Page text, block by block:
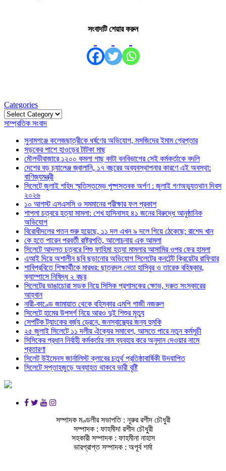
সংবাদটি শেয়ার করুন
Categories
Categories
সাম্প্রতিক সংবাদ
সুনামগঞ্জে কলেজছাত্রীকে ধর্ষণের অভিযোগ, মসজিদের ইমাম গ্রেপ্তার
সড়কের পাশে হাওড়ের টাটকা মাছ
মৌলভীবাজারে ১২০০ কমলা গাছ কাটা বনবিভাগের সেই কর্মকর্তাকে বদলি
দেশের বড় চ্যালেঞ্জ জ্বালানি, ১৭ বছরের অব্যবস্থাপনার কারণে এই অবস্থা:
বাণিজ্যমন্ত্রী
সিলেটে জুলাই শহিদ স্মৃতিস্তম্ভে পুষ্পস্তবক অর্পণ : জুলাই গণঅভ্যুত্থান দিবস
২০২৬
১০ আগস্ট এসএসসি ও সমমানের পরীক্ষার ফল প্রকাশ
শাপলা চত্বরে হত্যা মামলা: শেখ হাসিনাসহ ৪১ জনের বিরুদ্ধে আনুষ্ঠানিক
অভিযোগ
বিরোধীদলের পতন শুরু হয়েছে, ১১ দল এখন ৯ দলে গিয়ে ঠেকেছে: রাশেদ খান
কে হতে পারেন পরবর্তী রাষ্ট্রপতি, আলোচনায় এক আমলা
সিলেটে আদলত চত্বরে শিশু ফাহিমা হত্যা মামলার আসামির ওপর ফের হামলা
এআই দিয়ে অশালীন ছবি ছড়ানোর অভিযোগ সিলেটের কনটেন্ট ক্রিয়েটর রাফিয়ার
শাবিপ্রবিতে শিক্ষার্থীকে মারধর: ছাত্রদল নেতা হাসিবুর ও তারেক বহিষ্কার,
ক্যাম্পাসে নিষিদ্ধ ২ বছর
সিলেটের ভাঙাচোরা সড়ক নিয়ে সিসিক প্রশাসকের ক্ষোভ, দ্রুত সংস্কারের
আহ্বান
নারী-কাণ্ডে জামায়াত থেকে বহিস্কার এমপি গাজী নজরুল
সিলেটে হামের উপসর্গ নিয়ে আরও দুই শিশুর মৃত্যু
সেপটিক ট্যাংকের বর্জ্য ড্রেনে, জনস্বাস্থ্যের জন্য হুমকি
২৫ জুলাই সিলেটে ১১ দলীয় ঐক্যের সমাবেশ, আসতে পারে নতুন কর্মসুচী
সিসিকের প্রধান নির্বাহী কর্মকর্তার নাম ব্যবহার করে অনুদান দেওয়ার নামে
প্রতারণা
সিলেট উইমেনস জার্নালিস্ট ক্লাবের চতুর্থ প্রতিষ্ঠাবার্ষিকী উদযাপিত
সিলেটে সপ্তাহজুড়ে অব্যাহত থাকবে ভারী বৃষ্টি
সম্পাদক মণ্ডলীর সভাপতি : নূরুর রশীদ চৌধুরী
সম্পাদক : ফাহমীদা রশীদ চৌধুরী
সহকারী সম্পাদক : ফাহমীনা নাহাস
ভারপ্রাপ্ত সম্পাদক : অপূর্ব শর্মা